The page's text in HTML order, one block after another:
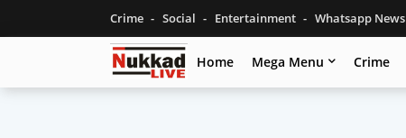
Crime Social Entertainment Whatsapp News
Home Mega Menu Crime